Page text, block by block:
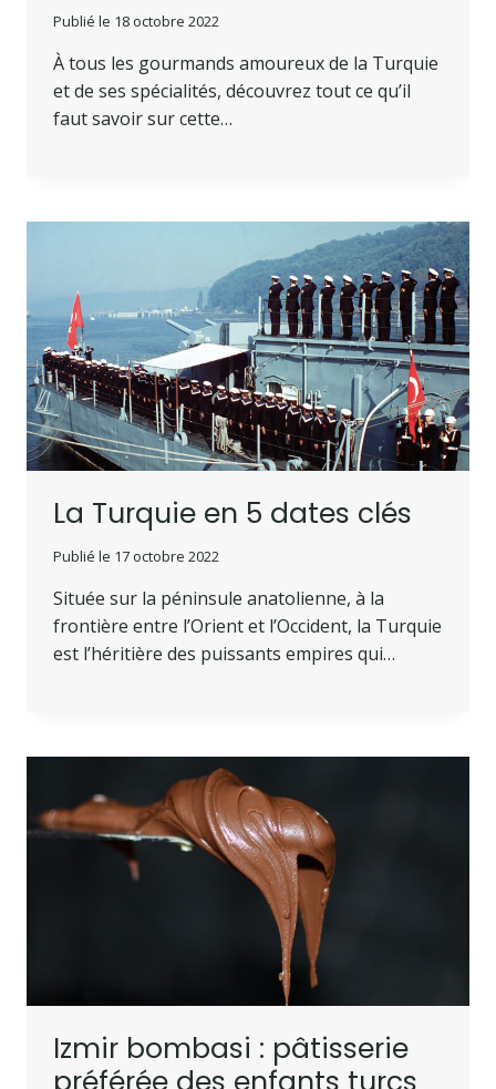
Publié le 18 octobre 2022
À tous les gourmands amoureux de la Turquie
et de ses spécialités, découvrez tout ce qu’il
faut savoir sur cette…
La Turquie en 5 dates clés
Publié le 17 octobre 2022
Située sur la péninsule anatolienne, à la
frontière entre l’Orient et l’Occident, la Turquie
est l’héritière des puissants empires qui…
Izmir bombasi : pâtisserie